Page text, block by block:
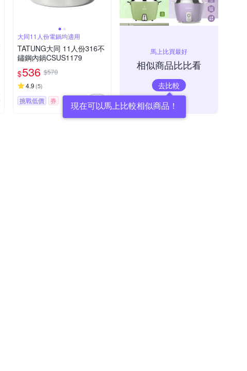
大同11人份電鍋均適用
TATUNG大同 11人份316不
鏽鋼內鍋CSUS1179
$536 $570
4.9 (5)
挑戰低價 券
馬上比買最好
相似商品比比看
去比較
現在可以馬上比較相似商品！